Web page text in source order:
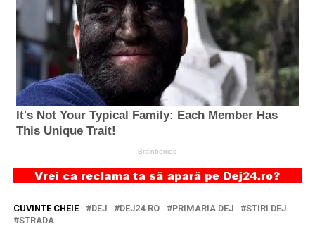
CUVINTE CHEIE DEJ DEJ24.RO PRIMARIA DEJ
STIRI DEJ
STRADA